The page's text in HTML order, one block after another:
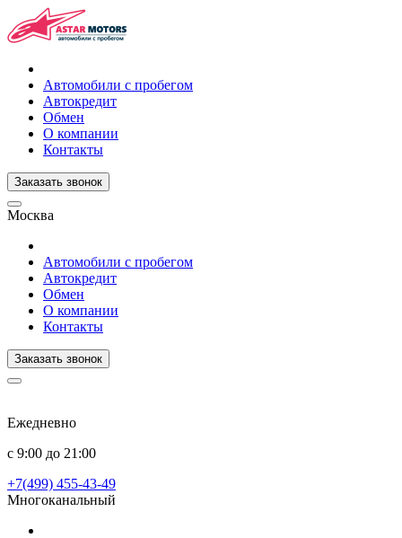
Автомобили с пробегом
Автокредит
Обмен
О компании
Контакты
Заказать звонок
Москва
Автомобили с пробегом
Автокредит
Обмен
О компании
Контакты
Заказать звонок
Ежедневно
с 9:00 до 21:00
+7(499) 455-43-49
Многоканальный